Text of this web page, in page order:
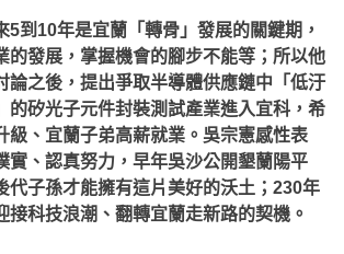
5到10年是宜蘭「轉骨」發展的關鍵期，
的發展，掌握機會的腳步不能等；所以他
論之後，提出爭取半導體供應鏈中「低汙
的矽光子元件封裝測試產業進入宜科，希
級、宜蘭子弟高薪就業。吳宗憲感性表
實、認真努力，早年吳沙公開墾蘭陽平
代子孫才能擁有這片美好的沃土；230年
接科技浪潮、翻轉宜蘭走新路的契機。